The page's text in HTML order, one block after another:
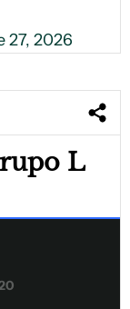
27, 2026
L